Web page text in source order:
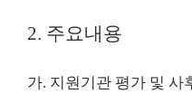
2. 주요내용
가. 지원기관 평가 및 사